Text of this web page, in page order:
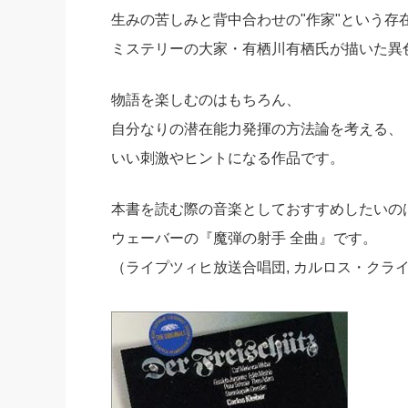
生みの苦しみと背中合わせの"作家"という存
ミステリーの大家・有栖川有栖氏が描いた異
物語を楽しむのはもちろん、
自分なりの潜在能力発揮の方法論を考える、
いい刺激やヒントになる作品です。
本書を読む際の音楽としておすすめしたいの
ウェーバーの『魔弾の射手 全曲』です。
（ライプツィヒ放送合唱団, カルロス・クラ